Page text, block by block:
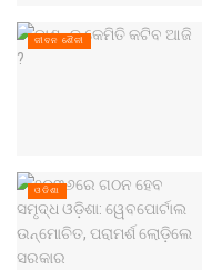
ଜୀବନ ଶୈଳୀ
ଓଡିଶା